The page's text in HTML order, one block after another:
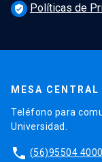
verified_user Políticas de
MESA CENTRAL
Teléfono para
Universidad.
phone (56)95504 4000